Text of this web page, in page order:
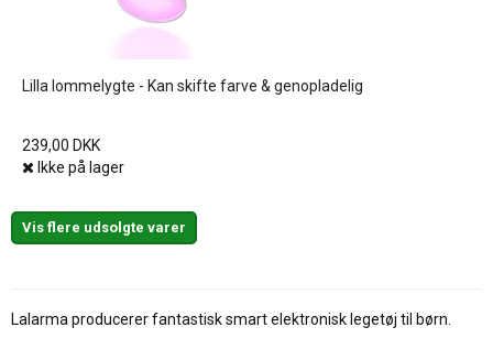
Lilla lommelygte - Kan skifte farve & genopladelig
239,00 DKK
Ikke på lager
Vis flere udsolgte varer
Lalarma producerer fantastisk smart elektronisk legetøj til børn.